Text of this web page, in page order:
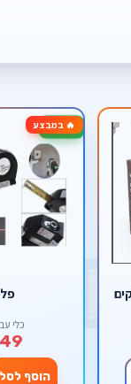
🔥 במבצע-76%
פלס
כלי
הוסף לסל